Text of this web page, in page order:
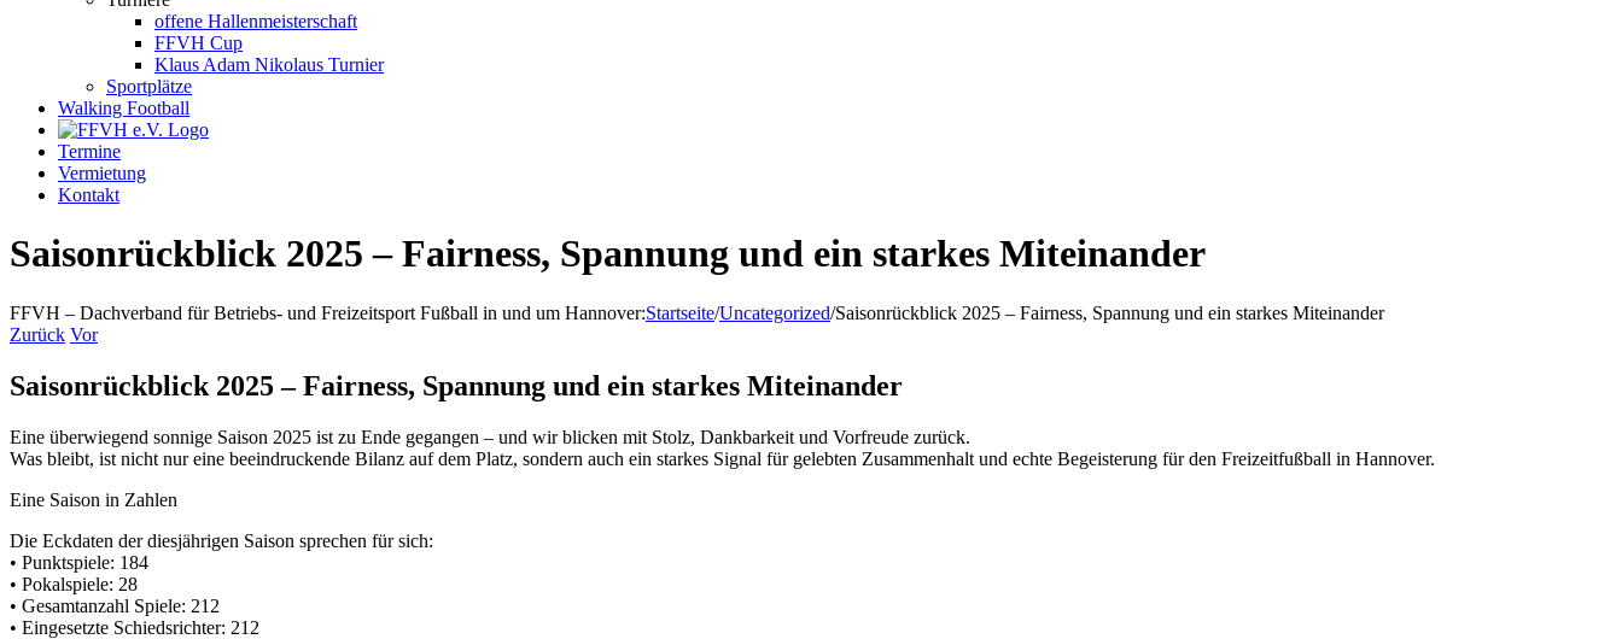
offene Hallenmeisterschaft
FFVH Cup
Klaus Adam Nikolaus Turnier
Sportplätze
Walking Football
Termine
Vermietung
Kontakt
Saisonrückblick 2025 – Fairness, Spannung und ein starkes Miteinander
FFVH – Dachverband für Betriebs- und Freizeitsport Fußball in und um Hannover:Startseite/Uncategorized/Saisonrückblick 2025 – Fairness, Spannung und ein starkes Miteinander
Zurück Vor
Saisonrückblick 2025 – Fairness, Spannung und ein starkes Miteinander
Eine überwiegend sonnige Saison 2025 ist zu Ende gegangen – und wir blicken mit Stolz, Dankbarkeit und Vorfreude zurück.
Was bleibt, ist nicht nur eine beeindruckende Bilanz auf dem Platz, sondern auch ein starkes Signal für gelebten Zusammenhalt und echte Begeisterung für den Freizeitfußball in Hannover.
Eine Saison in Zahlen
Die Eckdaten der diesjährigen Saison sprechen für sich:
• Punktspiele: 184
• Pokalspiele: 28
• Gesamtanzahl Spiele: 212
• Eingesetzte Schiedsrichter: 212